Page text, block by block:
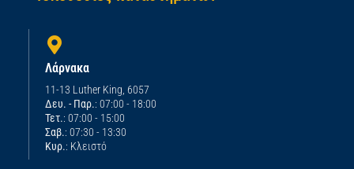
Λάρνακα
11-13 Luther King, 6057
Δευ. - Παρ.: 07:00 - 18:00
Τετ.: 07:00 - 15:00
Σαβ.: 07:30 - 13:30
Κυρ.: Κλειστό